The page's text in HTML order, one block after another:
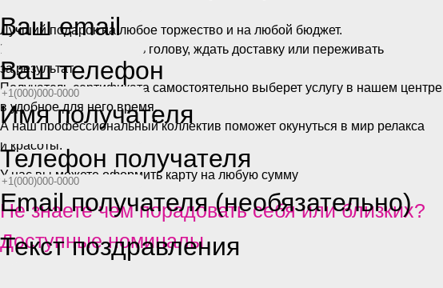
Лучший подарок на любое торжество и на любой бюджет.
Вам не придется ломать голову, ждать доставку или переживать
за результат.
Получатель сертификата самостоятельно выберет услугу в нашем центре
в удобное для него время.
А наш профессиональный коллектив поможет окунуться в мир релакса
и красоты.
У нас вы можете оформить карту на любую сумму
Не знаете чем порадовать себя или близких?
Доступные номиналы
Ваш email
Ваш телефон
Имя получателя
Телефон получателя
Email получателя (необязательно)
Текст поздравления